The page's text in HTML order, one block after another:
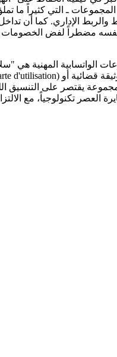
المجموعات ـ التي كثيراً
الإداري. كما أن
مضطراً لفض الخصومات
الواتسابية المهنية هي
يقتصر على التنسيق
العصر تكنولوجياً، مع